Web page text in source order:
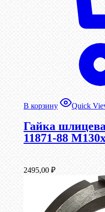
В корзину Quick
Гайка
11871-88
2495,00 ₽